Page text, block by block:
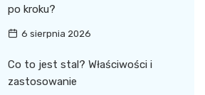
po kroku?
6 sierpnia 2026
Co to jest stal? Właściwości i
zastosowanie